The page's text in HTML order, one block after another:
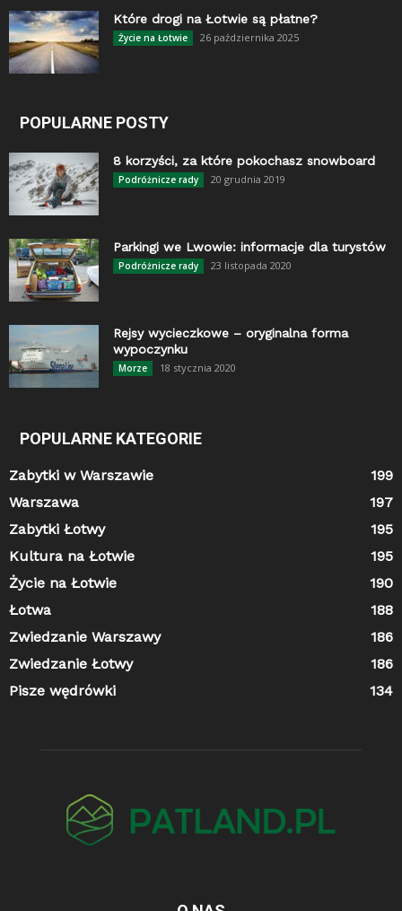
Które drogi na Łotwie są płatne?
Życie na Łotwie 26 października 2025
POPULARNE POSTY
8 korzyści, za które pokochasz snowboard
Podróżnicze rady 20 grudnia 2019
Parkingi we Lwowie: informacje dla turystów
Podróżnicze rady 23 listopada 2020
Rejsy wycieczkowe – oryginalna forma
wypoczynku
Morze 18 stycznia 2020
POPULARNE KATEGORIE
Zabytki w Warszawie
199
Warszawa
197
Zabytki Łotwy
195
Kultura na Łotwie
195
Życie na Łotwie
190
Łotwa
188
Zwiedzanie Warszawy
186
Zwiedzanie Łotwy
186
Pisze wędrówki
134